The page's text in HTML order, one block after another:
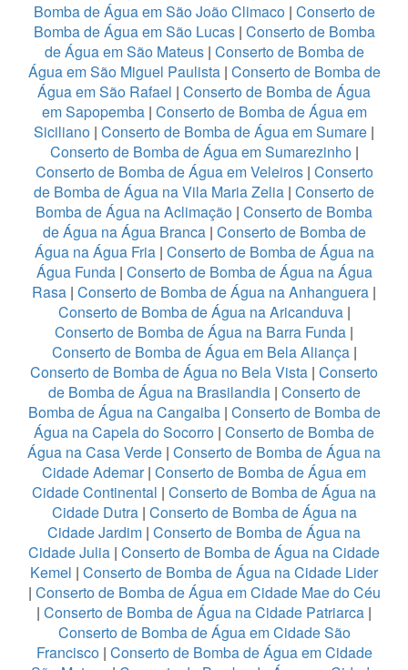
Bomba de Água em São João Climaco| Conserto de
Bomba de Água em São Lucas| Conserto de Bomba
de Água em São Mateus | Conserto de Bomba de
Água em São Miguel Paulista| Conserto de Bomba de
Água em São Rafael | Conserto de Bomba de Água
em Sapopemba | Conserto de Bomba de Água em
Siciliano | Conserto de Bomba de Água em Sumare |
Conserto de Bomba de Água em Sumarezinho|
Conserto de Bomba de Água em Veleiros| Conserto
de Bomba de Água na Vila Maria Zelia | Conserto de
Bomba de Água na Aclimação | Conserto de Bomba
de Água na Água Branca| Conserto de Bomba de
Água na Água Fria| Conserto de Bomba de Água na
Água Funda| Conserto de Bomba de Água na Água
Rasa | Conserto de Bomba de Água na Anhanguera |
Conserto de Bomba de Água na Aricanduva|
Conserto de Bomba de Água na Barra Funda |
Conserto de Bomba de Água em Bela Aliança |
Conserto de Bomba de Água no Bela Vista | Conserto
de Bomba de Água na Brasilandia| Conserto de
Bomba de Água na Cangaiba| Conserto de Bomba de
Água na Capela do Socorro | Conserto de Bomba de
Água na Casa Verde | Conserto de Bomba de Água na
Cidade Ademar| Conserto de Bomba de Água em
Cidade Continental | Conserto de Bomba de Água na
Cidade Dutra | Conserto de Bomba de Água na
Cidade Jardim | Conserto de Bomba de Água na
Cidade Julia | Conserto de Bomba de Água na Cidade
Kemel | Conserto de Bomba de Água na Cidade Lider
| Conserto de Bomba de Água em Cidade Mae do Céu
| Conserto de Bomba de Água na Cidade Patriarca |
Conserto de Bomba de Água em Cidade São
Francisco | Conserto de Bomba de Água em Cidade